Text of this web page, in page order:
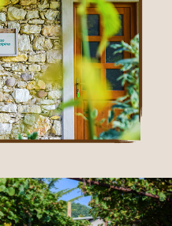
su come modificare le impostazioni
dei cookie sul tuo computer.
il tuo computer o per il tuo device.
informazioni di carattere
dettagli privati o su metodi di
criptate raccolte con il fine
sul nostro sito.
più chiara la questione legata ai
e